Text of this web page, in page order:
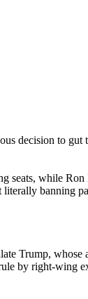
decision to
seats, while
banning
Trump, whose
by right-wing